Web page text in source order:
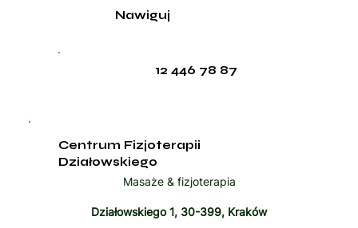
12 446 78 87
Nawiguj
Centrum Fizjoterapii
Działowskiego
Masaże & fizjoterapia
Działowskiego 1, 30-399, Kraków